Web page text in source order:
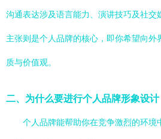
沟通表达涉及语言能力、演讲技巧及社交
主张则是个人品牌的核心，即你希望向外
质与价值观。
二、为什么要进行个人品牌形象设计
个人品牌能帮助你在竞争激烈的环境